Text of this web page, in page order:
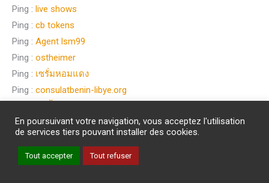
Ping : live shows
Ping : cb tokens
Ping : Agent lsm99
Ping : ostheimer
Ping : เซรั่มหอมแดง
Ping : consulatbenin-libye.org
Ping : altogel
Ping : แทงหวย
Ping : 123bet
En poursuivant votre navigation, vous acceptez l'utilisation
de services tiers pouvant installer des cookies.
Tout accepter Tout refuser